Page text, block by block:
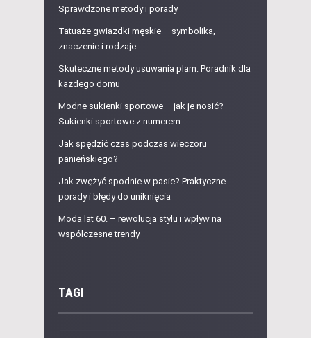
Sprawdzone metody i porady
Tatuaże gwiazdki męskie – symbolika,
znaczenie i rodzaje
Skuteczne metody usuwania plam: Poradnik dla
każdego domu
Modne sukienki sportowe – jak je nosić?
Sukienki sportowe z numerem
Jak spędzić czas podczas wieczoru
panieńskiego?
Jak zwężyć spodnie w pasie? Praktyczne
porady i błędy do uniknięcia
Moda lat 60. – rewolucja stylu i wpływ na
współczesne trendy
TAGI